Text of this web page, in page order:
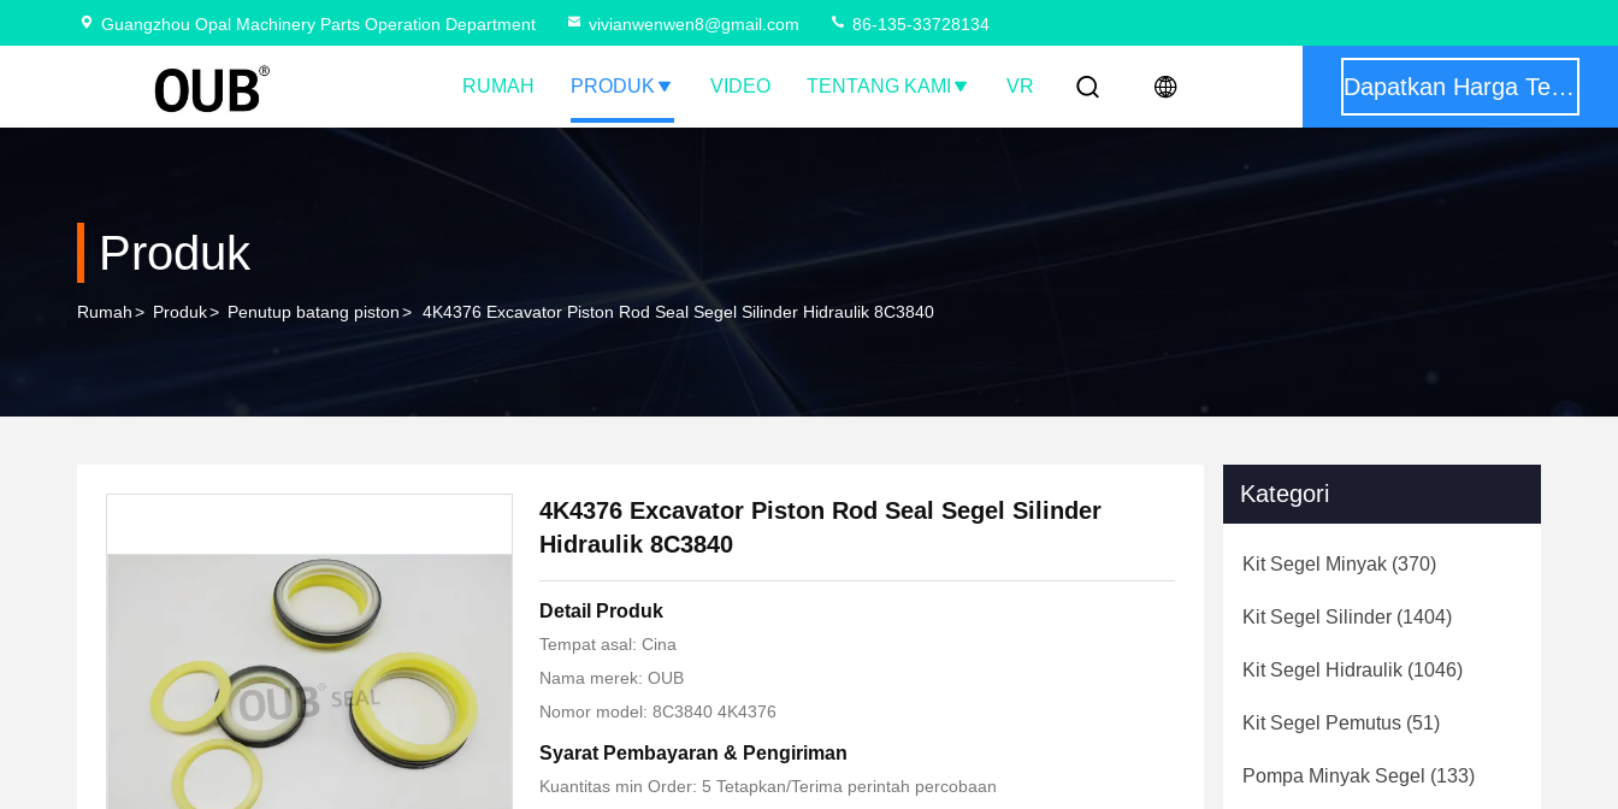
Guangzhou Opal Machinery Parts Operation Department vivianwenwen8@gmail.com 86-135-33728134
RUMAH PRODUK VIDEO TENTANG KAMI VR Dapatkan Harga Terbaik
Produk
Rumah> Produk> Penutup batang piston> 4K4376 Excavator Piston Rod Seal Segel Silinder Hidraulik 8C3840
4K4376 Excavator Piston Rod Seal Segel Silinder
Hidraulik 8C3840
Detail Produk
Tempat asal: Cina
Nama merek: OUB
Nomor model: 8C3840 4K4376
Syarat Pembayaran & Pengiriman
Kuantitas min Order: 5 Tetapkan/Terima perintah percobaan
Kategori
Kit Segel Minyak (370)
Kit Segel Silinder (1404)
Kit Segel Hidraulik (1046)
Kit Segel Pemutus (51)
Pompa Minyak Segel (133)